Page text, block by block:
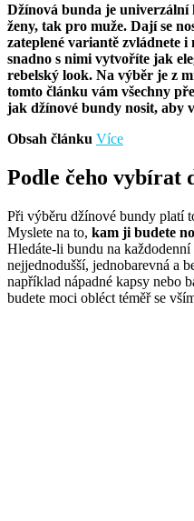
Džínová bunda je
ženy, tak pro muže. Dají se
zateplené variantě zvládnete
snadno s nimi vytvoříte jak
rebelský look. Na výběr je z
tomto článku vám všechny
jak džínové bundy nosit, aby
Obsah článku Více
Podle čeho vybírat
Při výběru džínové bundy platí
Myslete na to, kam ji budete
Hledáte-li bundu na
nejjednodušší, jednobarevná a
například nápadné kapsy nebo
budete moci obléct téměř se